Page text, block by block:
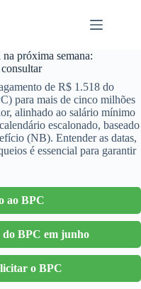
próxima semana:
de R$ 1.518 do
para mais de cinco milhões
alinhado ao salário mínimo
escalonado, baseado
(NB). Entender as datas,
é essencial para garantir
ao BPC
do BPC em junho
o BPC